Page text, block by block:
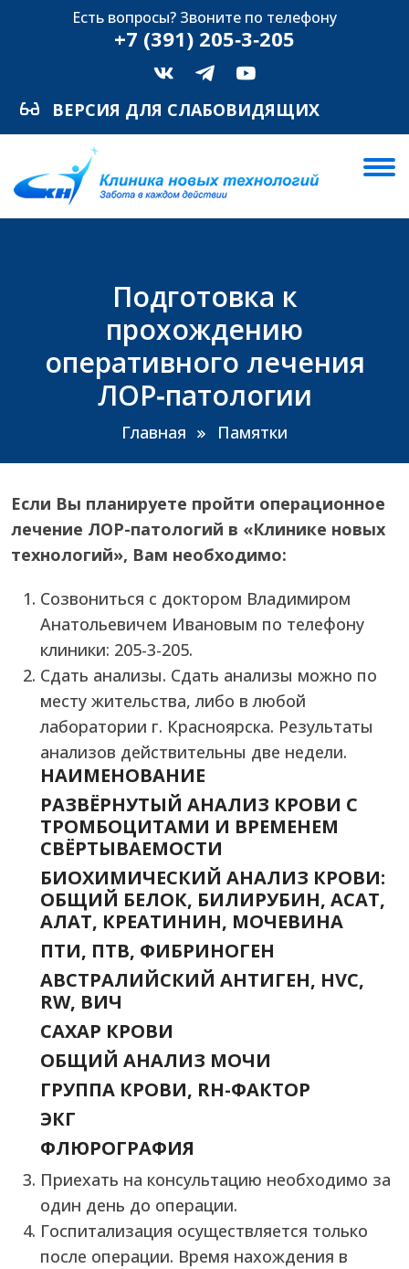
Есть вопросы? Звоните по телефону
+7 (391) 205‑3‑205
ВЕРСИЯ ДЛЯ СЛАБОВИДЯЩИХ
Подготовка к
прохождению
оперативного лечения
ЛОР‑патологии
Главная Памятки
Если Вы планируете пройти операционное
лечение ЛОР-патологий в «Клинике новых
технологий», Вам необходимо:
Созвониться с доктором Владимиром
Анатольевичем Ивановым по телефону
клиники: 205-3-205.
Сдать анализы. Сдать анализы можно по
месту жительства, либо в любой
лаборатории г. Красноярска. Результаты
анализов действительны две недели.
НАИМЕНОВАНИЕ
РАЗВЁРНУТЫЙ АНАЛИЗ КРОВИ C
ТРОМБОЦИТАМИ И ВРЕМЕНЕМ
СВЁРТЫВАЕМОСТИ
БИОХИМИЧЕСКИЙ АНАЛИЗ КРОВИ:
ОБЩИЙ БЕЛОК, БИЛИРУБИН, АСАТ,
АЛАТ, КРЕАТИНИН, МОЧЕВИНА
ПТИ, ПТВ, ФИБРИНОГЕН
АВСТРАЛИЙСКИЙ АНТИГЕН, HVC,
RW, ВИЧ
САХАР КРОВИ
ОБЩИЙ АНАЛИЗ МОЧИ
ГРУППА КРОВИ, RH-ФАКТОР
ЭКГ
ФЛЮРОГРАФИЯ
Приехать на консультацию необходимо за
один день до операции.
Госпитализация осуществляется только
после операции. Время нахождения в